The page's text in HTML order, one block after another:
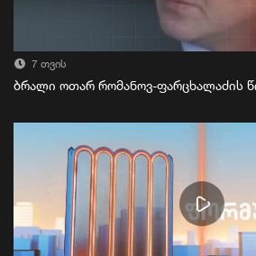
7 თვის
ბრალი ოთარ რომანოვ-ფარცხალაძის